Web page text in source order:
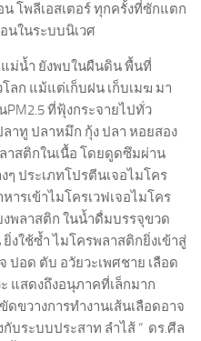
โพลีเอสเตอร์ ทุกครั้งที่ซักแตก
นในระบบนิเวศ
แม่น้ำ ยังพบในผืนดิน พื้นที่
ลก แม้แต่เก็บฝน เก็บเมฆ มา
ที่ฟุ้งกระจายไปทั่ว
าทู ปลาหมึก กุ้ง ปลา หอยสอง
าสติกในเนื้อ โดยดูดซึมผ่าน
ๆ ประเภทโปรตีนเจอไมโคร
ารเข้าไมโครเวฟเจอไมโคร
พลาสติก ในน้ำดื่มบรรจุขวด
ใช้ซ้ำ ไมโครพลาสติกยิ่งเข้าสู่
ปอด ตับ อวัยวะเพศชาย เลือด
แสดงถึงอนุภาคที่เล็กมาก
ขวางการทำงานเส้นเลือดอาจ
บระบบประสาท ลำไส้ “ ดร.ศีล